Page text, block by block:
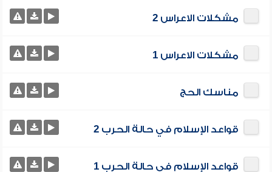
مشكلات الاعراس 2
مشكلات الاعراس 1
مناسك الحج
قواعد الإسلام في حالة الحرب 2
قواعد الإسلام في حالة الحرب 1